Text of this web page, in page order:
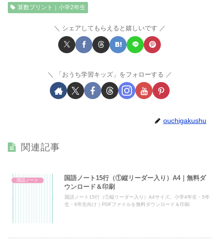
算数プリント｜小学2年生
シェアしてもらえると嬉しいです
「おうち学習キッズ」をフォローする
ouchigakushu
関連記事
国語ノート
国語ノート15行（①縦リーダー入り）A4｜無料ダ
ウンロード＆印刷
国語ノート15行（①縦リーダー入り）A4サイズ。小学4年生・5年
生・6年生向け｜PDFファイルを無料ダウンロード＆印刷